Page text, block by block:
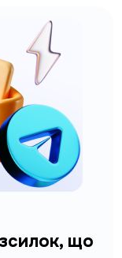
що